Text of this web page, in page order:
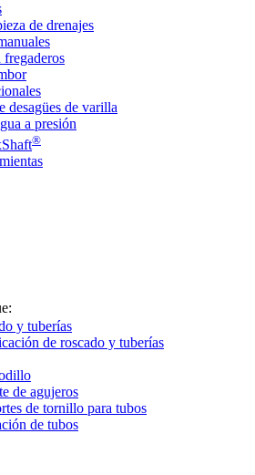
de drenajes
fregaderos
desagües de varilla
a presión
®
y tuberías
de roscado y tuberías
de agujeros
de tornillo para tubos
de tubos